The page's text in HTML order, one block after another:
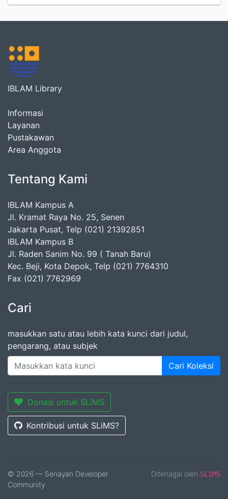
IBLAM Library
Informasi
Layanan
Pustakawan
Area Anggota
Tentang Kami
IBLAM Kampus A
Jl. Kramat Raya No. 25, Senen
Jakarta Pusat, Telp (021) 21392851
IBLAM Kampus B
Jl. Raden Sanim No. 99 ( Tanah Baru)
Kec. Beji, Kota Depok, Telp (021) 7764310
Fax (021) 7762969
Cari
masukkan satu atau lebih kata kunci dari judul,
pengarang, atau subjek
Cari Koleksi
Donasi untuk SLiMS
Kontribusi untuk SLiMS?
© 2026 — Senayan Developer
Community
Ditenagai oleh SLiMS